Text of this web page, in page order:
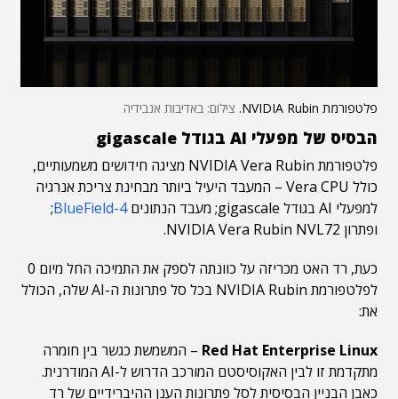
פלטפורמת NVIDIA Rubin. צילום: באדיבות אנבידיה
הבסיס של מפעלי AI בגודל gigascale
פלטפורמת NVIDIA Vera Rubin מציגה חידושים משמעותיים,
כולל Vera CPU – המעבד היעיל ביותר מבחינת צריכת אנרגיה
למפעלי AI בגודל gigascale; מעבד הנתונים
BlueField-4
;
ופתרון NVIDIA Vera Rubin NVL72.
כעת, רד האט מכריזה על כוונתה לספק את התמיכה החל מיום 0
לפלטפורמת NVIDIA Rubin בכל סל פתרונות ה-AI שלה, הכולל
את:
Red Hat Enterprise Linux – המשמשת כגשר בין חומרה
מתקדמת זו לבין האקוסיסטם המורכב הדרוש ל-AI המודרנית.
כאבן הבניין הבסיסית לסל פתרונות הענן ההיברידיים של רד